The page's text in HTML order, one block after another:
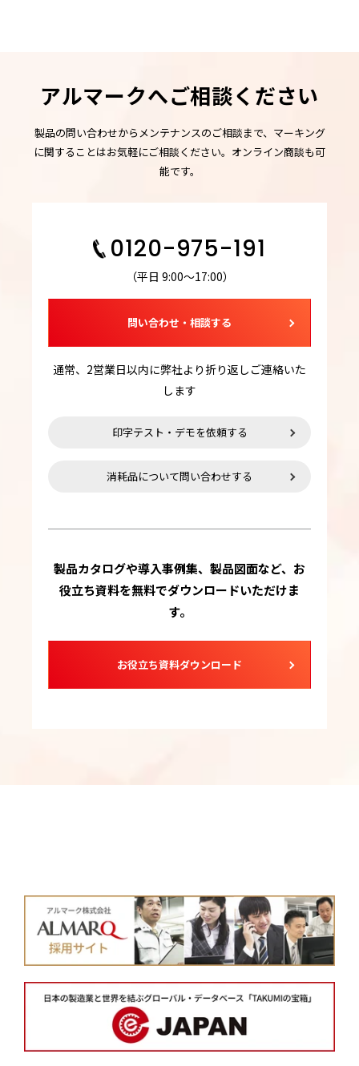
アルマークへご相談ください
製品の問い合わせからメンテナンスのご相談まで、マーキング
に関することはお気軽にご相談ください。オンライン商談も可
能です。
0120-975-191
（平日 9:00～17:00）
問い合わせ・相談する
通常、2営業日以内に弊社より折り返しご連絡いた
します
印字テスト・デモを依頼する
消耗品について問い合わせする
製品カタログや導入事例集、製品図面など、お
役立ち資料を無料でダウンロードいただけま
す。
お役立ち資料ダウンロード